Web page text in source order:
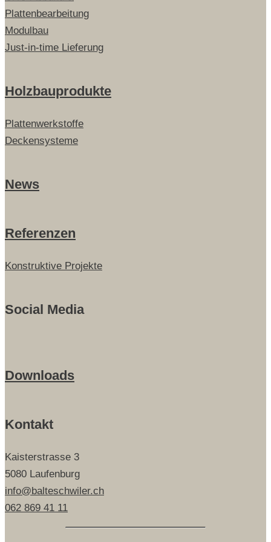
Plattenbearbeitung
Modulbau
Just-in-time Lieferung
Holzbauprodukte
Plattenwerkstoffe
Deckensysteme
News
Referenzen
Konstruktive Projekte
Social Media
Downloads
Kontakt
Kaisterstrasse 3
5080 Laufenburg
info@balteschwiler.ch
062 869 41 11